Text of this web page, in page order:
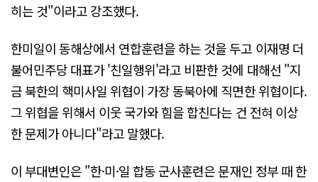
히는 것"이라고 강조했다.
한미일이 동해상에서 연합훈련을 하는 것을 두고 이재명 더
불어민주당 대표가 '친일행위'라고 비판한 것에 대해선 "지
금 북한의 핵미사일 위협이 가장 동북아에 직면한 위협이다.
그 위협을 위해서 이웃 국가와 힘을 합친다는 건 전혀 이상
한 문제가 아니다"라고 말했다.
이 부대변인은 "한·미·일 합동 군사훈련은 문재인 정부 때 한